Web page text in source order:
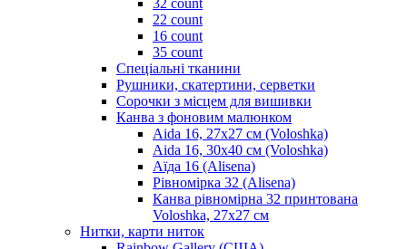
22 count
16 count
35 count
Спеціальні тканини
Рушники, скатертини, серветки
Сорочки з місцем для вишивки
Канва з фоновим малюнком
Aida 16, 27х27 см (Voloshka)
Aida 16, 30х40 см (Voloshka)
Аїда 16 (Alisena)
Рівномірка 32 (Alisena)
Канва рівномірна 32 принтована
Voloshka, 27х27 см
Нитки, карти ниток